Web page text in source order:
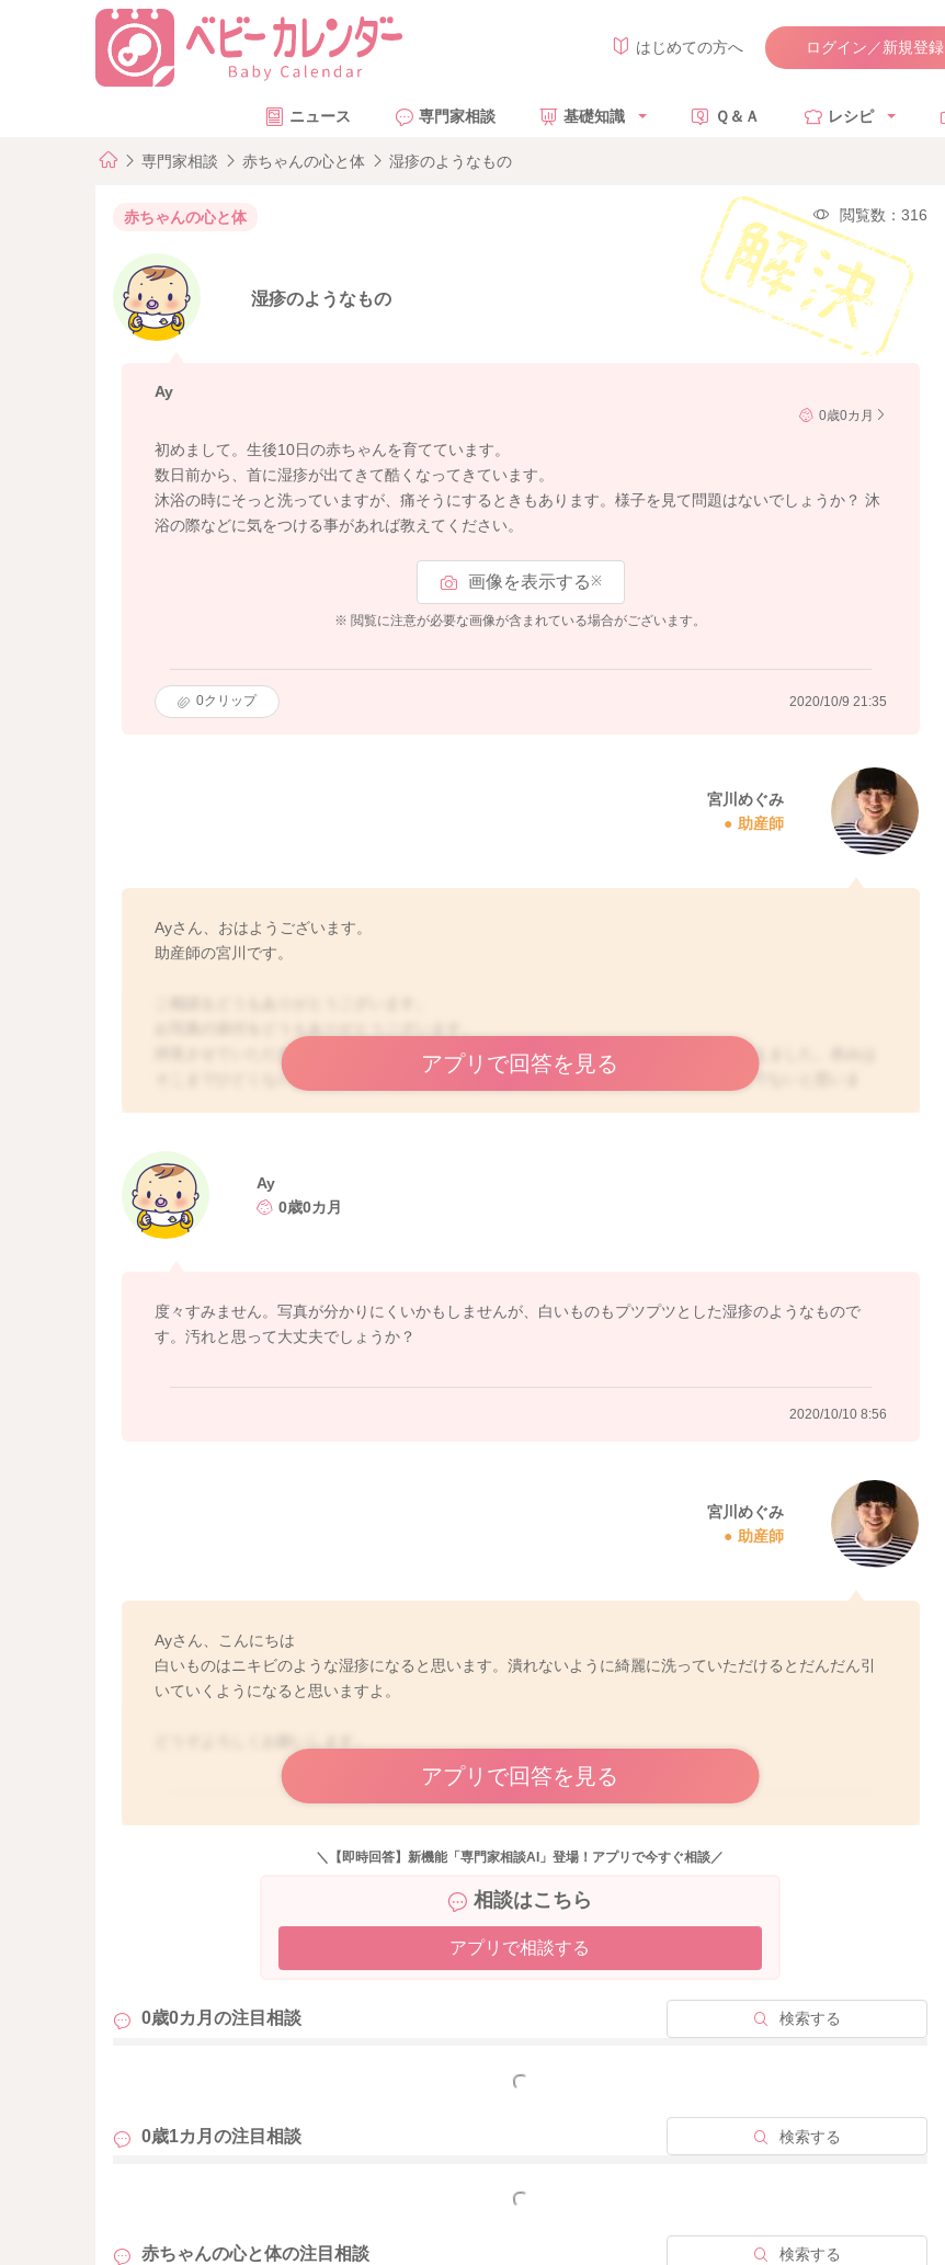
はじめての方へ ログイン／新規登録
ニュース 専門家相談 基礎知識 Ｑ＆Ａ レシピ
専門家相談 赤ちゃんの心と体 湿疹のようなもの
赤ちゃんの心と体 閲覧数：316
湿疹のようなもの
Ay
0歳0カ月
初めまして。生後10日の赤ちゃんを育てています。
数日前から、首に湿疹が出てきて酷くなってきています。
沐浴の時にそっと洗っていますが、痛そうにするときもあります。様子を見て問題はないでしょうか？ 沐
浴の際などに気をつける事があれば教えてください。
画像を表示する※
※ 閲覧に注意が必要な画像が含まれている場合がございます。
0クリップ 2020/10/9 21:35
宮川めぐみ
助産師
Ayさん、おはようございます。
助産師の宮川です。
拝見させていただき、吐き戻したものが残っていたりして汚れがたまっているように見えました。赤みは
そこまでひどくないようなので、くすぐったいことはあると思うのですが、痛みはそまでないと思いま
親指と人差し指でV字にを作り、指同士を首のところで合わせる、近づけるようにしながら洗ってあげてく
ださい。
そうしていただくと湿疹も綺麗になるのではないかと思います。
どうぞよろしくお願いします。
アプリで回答を見る
2020/10/10 8:38
Ay
0歳0カ月
度々すみません。写真が分かりにくいかもしませんが、白いものもプツプツとした湿疹のようなもので
す。汚れと思って大丈夫でしょうか？
2020/10/10 8:56
宮川めぐみ
助産師
Ayさん、こんにちは
白いものはニキビのような湿疹になると思います。潰れないように綺麗に洗っていただけるとだんだん引
いていくようになると思いますよ。
アプリで回答を見る
＼【即時回答】新機能「専門家相談AI」登場！アプリで今すぐ相談／
相談はこちら
アプリで相談する
0歳0カ月の注目相談 検索する
もっと見る
0歳1カ月の注目相談 検索する
もっと見る
赤ちゃんの心と体の注目相談 検索する